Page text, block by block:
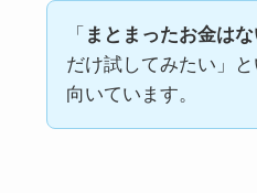
「 まとまったお金は
だけ試してみたい」
向いています。